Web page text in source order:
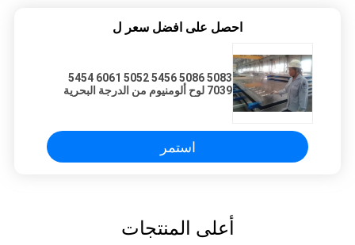
احصل على افضل سعر ل
5083 5086 5456 5052 6061 5454
7039 لوح ألومنيوم من الدرجة البحرية
استمر
أعلى المنتجات